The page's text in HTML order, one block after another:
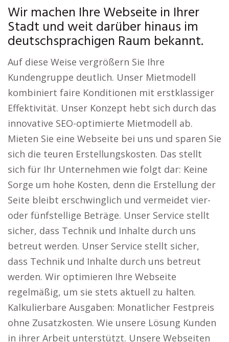
Wir machen Ihre Webseite in Ihrer
Stadt und weit darüber hinaus im
deutschsprachigen Raum bekannt.
Auf diese Weise vergrößern Sie Ihre
Kundengruppe deutlich. Unser Mietmodell
kombiniert faire Konditionen mit erstklassiger
Effektivität. Unser Konzept hebt sich durch das
innovative SEO-optimierte Mietmodell ab.
Mieten Sie eine Webseite bei uns und sparen Sie
sich die teuren Erstellungskosten. Das stellt
sich für Ihr Unternehmen wie folgt dar: Keine
Sorge um hohe Kosten, denn die Erstellung der
Seite bleibt erschwinglich und vermeidet vier-
oder fünfstellige Beträge. Unser Service stellt
sicher, dass Technik und Inhalte durch uns
betreut werden. Unser Service stellt sicher,
dass Technik und Inhalte durch uns betreut
werden. Wir optimieren Ihre Webseite
regelmäßig, um sie stets aktuell zu halten.
Kalkulierbare Ausgaben: Monatlicher Festpreis
ohne Zusatzkosten. Wie unsere Lösung Kunden
in ihrer Arbeit unterstützt. Unsere Webseiten